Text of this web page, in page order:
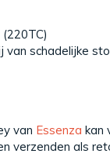
van schadelijke
van Essenza kan
verzenden als